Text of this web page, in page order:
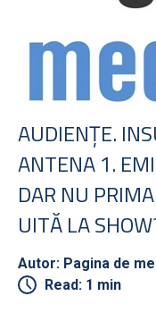
AUDIENŢE.
ANTENA 1.
DAR NU
UITĂ LA
Autor: Pagina de
Read: 1 min